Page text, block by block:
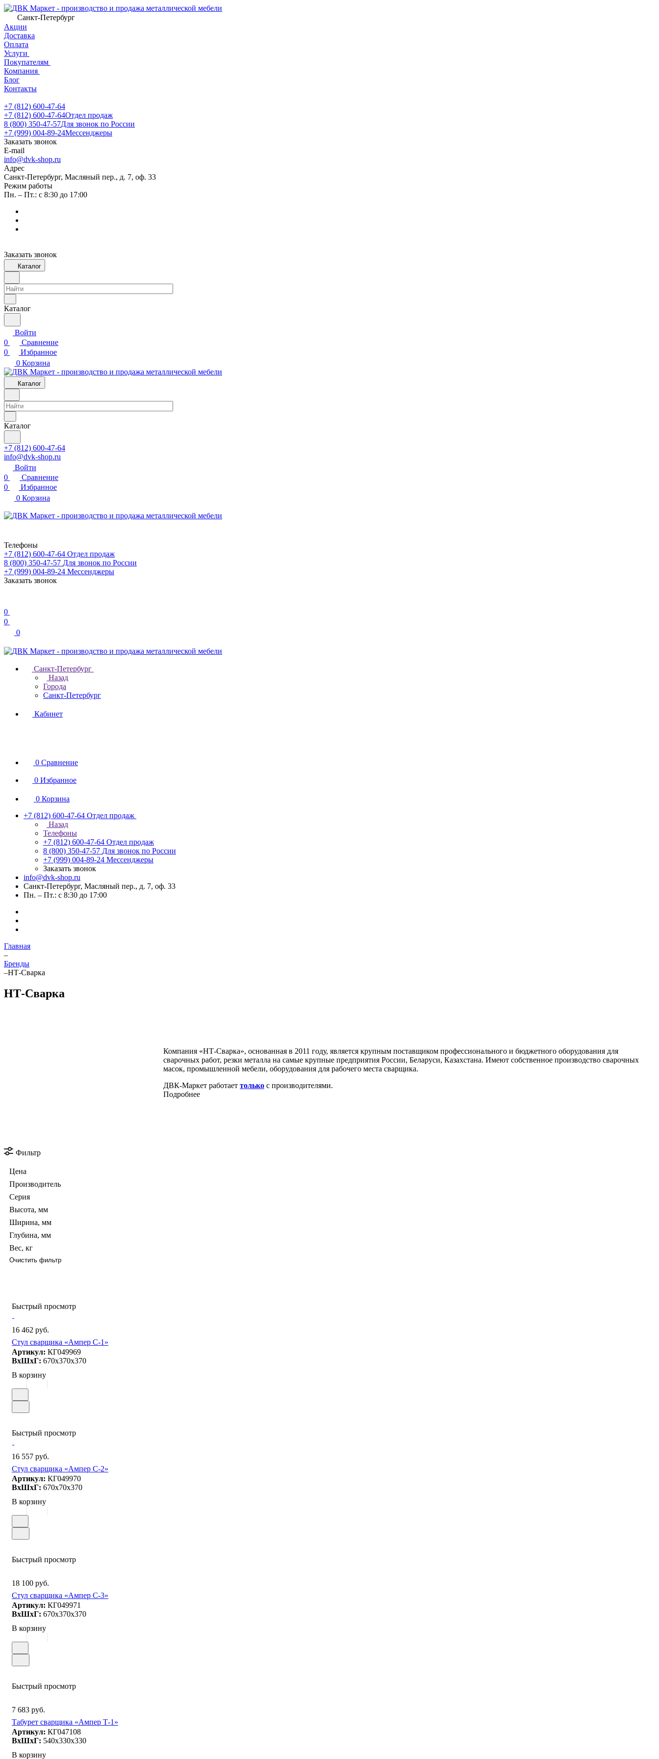
Санкт-Петербург
Акции
Доставка
Оплата
Услуги
Покупателям
Компания
Блог
Контакты
+7 (812) 600-47-64
+7 (812) 600-47-64Отдел продаж
8 (800) 350-47-57Для звонок по России
+7 (999) 004-89-24Мессенджеры
Заказать звонок
E-mail
info@dvk-shop.ru
Адрес
Санкт-Петербург, Масляный пер., д. 7, оф. 33
Режим работы
Пн. – Пт.: с 8:30 до 17:00
Заказать звонок
Каталог
Каталог
Войти
0
Сравнение
0
Избранное
0 Корзина
Каталог
Каталог
+7 (812) 600-47-64
info@dvk-shop.ru
Войти
0
Сравнение
0
Избранное
0 Корзина
Телефоны
+7 (812) 600-47-64 Отдел продаж
8 (800) 350-47-57 Для звонок по России
+7 (999) 004-89-24 Мессенджеры
Заказать звонок
0
0
0
Санкт-Петербург
Назад
Города
Санкт-Петербург
Кабинет
0 Сравнение
0 Избранное
0 Корзина
+7 (812) 600-47-64 Отдел продаж
Назад
Телефоны
+7 (812) 600-47-64 Отдел продаж
8 (800) 350-47-57 Для звонок по России
+7 (999) 004-89-24 Мессенджеры
Заказать звонок
info@dvk-shop.ru
Санкт-Петербург, Масляный пер., д. 7, оф. 33
Пн. – Пт.: с 8:30 до 17:00
Главная
–
Бренды
–НТ-Сварка
НТ-Сварка
Компания «НТ-Сварка», основанная в 2011 году, является крупным поставщиком профессионального и бюджетного оборудования для
сварочных работ, резки металла на самые крупные предприятия России, Беларуси, Казахстана. Имеют собственное производство сварочных
масок, промышленной мебели, оборудования для рабочего места сварщика.
ДВК-Маркет работает только с производителями.
Подробнее
Фильтр
Цена
Производитель
Серия
Высота, мм
Ширина, мм
Глубина, мм
Вес, кг
Очистить фильтр
Быстрый просмотр
16 462 руб.
Стул сварщика «Ампер С-1»
Артикул: КГ049969
ВxШxГ: 670x370x370
В корзину
Быстрый просмотр
16 557 руб.
Стул сварщика «Ампер С-2»
Артикул: КГ049970
ВxШxГ: 670x70x370
В корзину
Быстрый просмотр
18 100 руб.
Стул сварщика «Ампер С-3»
Артикул: КГ049971
ВxШxГ: 670x370x370
В корзину
Быстрый просмотр
7 683 руб.
Табурет сварщика «Ампер Т-1»
Артикул: КГ047108
ВxШxГ: 540x330x330
В корзину